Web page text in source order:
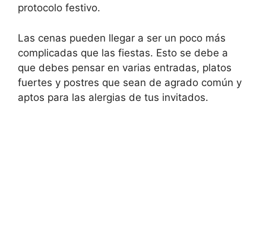
protocolo festivo.
Las cenas pueden llegar a ser un poco más
complicadas que las fiestas. Esto se debe a
que debes pensar en varias entradas, platos
fuertes y postres que sean de agrado común y
aptos para las alergias de tus invitados.